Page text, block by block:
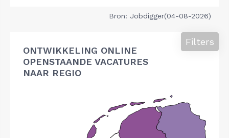
Bron: Jobdigger(04-08-2026)
ONTWIKKELING ONLINE
OPENSTAANDE VACATURES
NAAR REGIO
Filters